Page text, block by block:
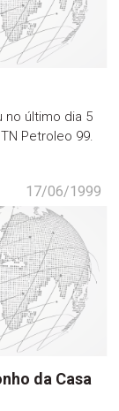
no último dia 5
Petroleo 99.
17/06/1999
da Casa